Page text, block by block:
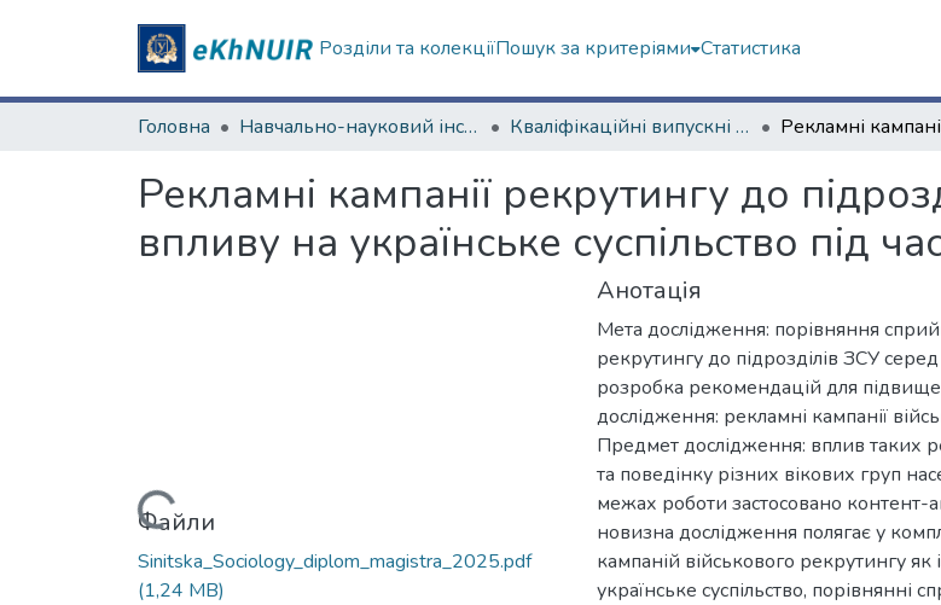
Розділи та колекціїПошук за критеріями Статистика
Головна Навчально-науковий інститут соціології та медіакомунікацій Кваліфікаційні випускні роботи магістрів. Навчально-науковий інститут соціології та медіакомунікацій
Рекламні кампанії рекрутингу до
впливу на українське суспільство під
Вантажиться...Файли
Sinitska_Sociology_diplom_magistra_2025.pdf
(1,24 MB)
Анотація
Мета дослідження: порівняння
рекрутингу до підрозділів ЗСУ
розробка рекомендацій для
дослідження: рекламні кампанії
Предмет дослідження: вплив таких
та поведінку різних вікових груп
межах роботи застосовано контент-
новизна дослідження полягає у
кампаній військового рекрутингу
українське суспільство, порівнянні